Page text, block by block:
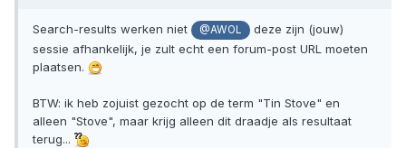
Search-results werken niet @AWOL
deze zijn (jouw)
sessie afhankelijk, je zult echt een forum-post URL moeten
plaatsen.
BTW: ik heb zojuist gezocht op de term "Tin Stove" en
alleen "Stove", maar krijg alleen dit draadje als resultaat
terug...